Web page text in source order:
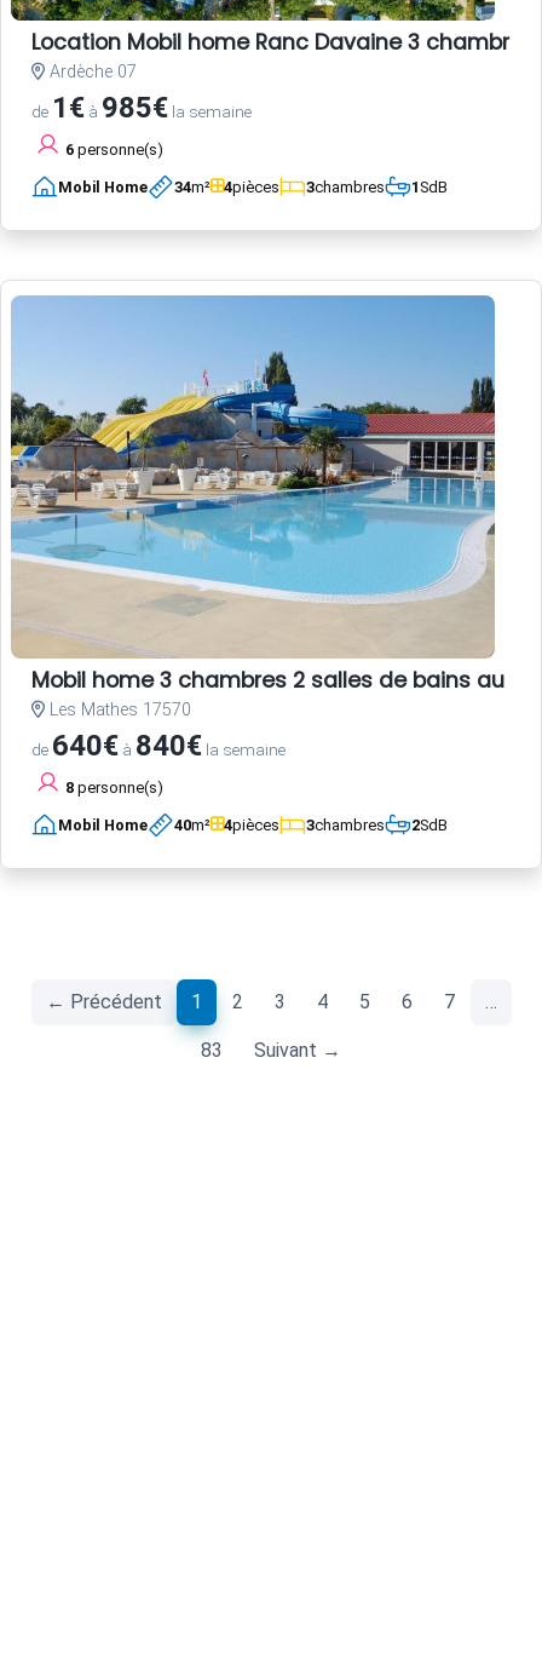
Location Mobil home Ranc Davaine 3 chambres
Ardèche 07
de 1€ à 985€ la semaine
6 personne(s)
Mobil Home 34m² 4pièces 3chambres 1SdB
Mobil home 3 chambres 2 salles de bains au
Les Mathes 17570
de 640€ à 840€ la semaine
8 personne(s)
Mobil Home 40m² 4pièces 3chambres 2SdB
← Précédent 1 (current)
2 3 4 5 6 7 …
83 Suivant →